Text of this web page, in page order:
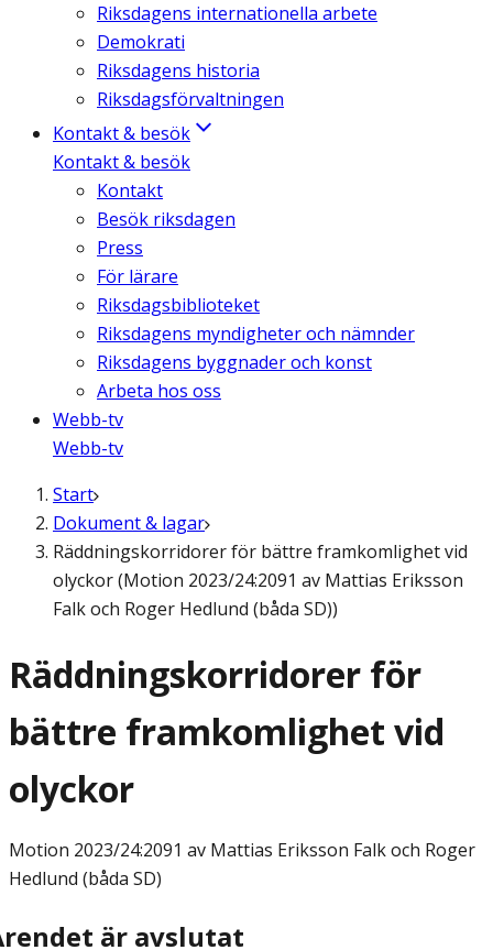
Riksdagens internationella arbete
Demokrati
Riksdagens historia
Riksdagsförvaltningen
Kontakt & besök
Kontakt & besök
Kontakt
Besök riksdagen
Press
För lärare
Riksdagsbiblioteket
Riksdagens myndigheter och nämnder
Riksdagens byggnader och konst
Arbeta hos oss
Webb-tv
Webb-tv
Start
Dokument & lagar
Räddningskorridorer för bättre framkomlighet vid
olyckor (Motion 2023/24:2091 av Mattias Eriksson
Falk och Roger Hedlund (båda SD))
Räddningskorridorer för
bättre framkomlighet vid
olyckor
Motion 2023/24:2091 av Mattias Eriksson Falk och Roger
Hedlund (båda SD)
är avslutat